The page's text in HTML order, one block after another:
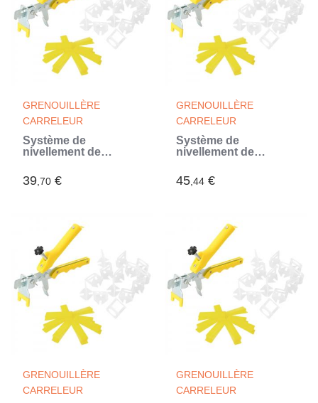
GRENOUILLÈRE
CARRELEUR
Système de
nivellement de
500 clips 1 mm
39,70 €
GRENOUILLÈRE
CARRELEUR
Système de
nivellement de
500 clips 1,5 mm
45,44 €
GRENOUILLÈRE
CARRELEUR
GRENOUILLÈRE
CARRELEUR